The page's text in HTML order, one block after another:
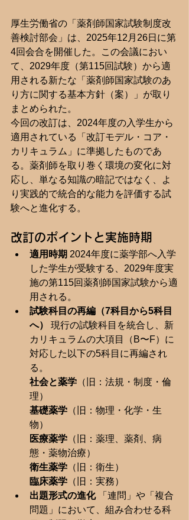
厚生労働省の「薬剤師国家試験制度改
善検討部会」は、2025年12月26日に第
4回会合を開催した。この会議におい
て、2029年度（第115回試験）から適
用される新たな「薬剤師国家試験のあ
り方に関する基本方針（案）」が取り
まとめられた。
今回の改訂は、2024年度の入学生から
適用されている「改訂モデル・コア・
カリキュラム」に準拠したものであ
る。薬剤師を取り巻く環境の変化に対
応し、単なる知識の暗記ではなく、よ
り実践的で統合的な能力を評価する試
験へと進化する。
改訂のポイントと実施時期
適用時期 2024年度に薬学部へ入学
した学生が受験する、2029年度実
施の第115回薬剤師国家試験から適
用される。
試験科目の再編（7科目から5科目
へ）
現行の試験科目を統合し、新
カリキュラムの大項目（B〜F）に
対応した以下の5科目に再編され
る。
社会と薬学 （旧：法規・制度・倫
理）
基礎薬学 （旧：物理・化学・生
物）
医療薬学 （旧：薬理、薬剤、病
態・薬物治療）
衛生薬学 （旧：衛生）
臨床薬学 （旧：実務）
出題形式の進化 「連問」や「複合
問題」において、組み合わせる科